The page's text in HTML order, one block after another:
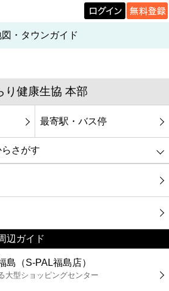
・タウンガイド
り健康生協 本部
最寄駅・バス停
さがす
辺ガイド
島（S-PAL福島店）
大型ショッピングセンター